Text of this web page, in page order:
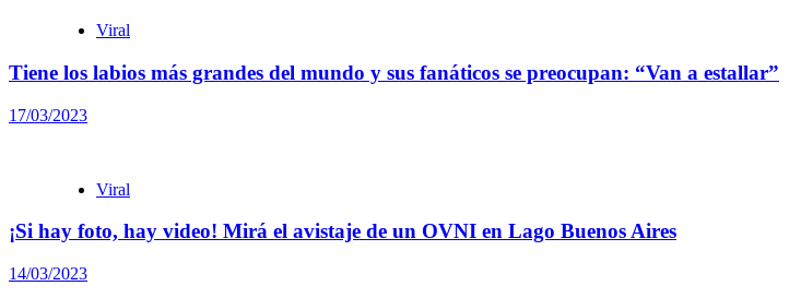
Viral
Tiene los labios más grandes del mundo y sus fanáticos se preocupan: “Van a estallar”
17/03/2023
Viral
¡Si hay foto, hay video! Mirá el avistaje de un OVNI en Lago Buenos Aires
14/03/2023